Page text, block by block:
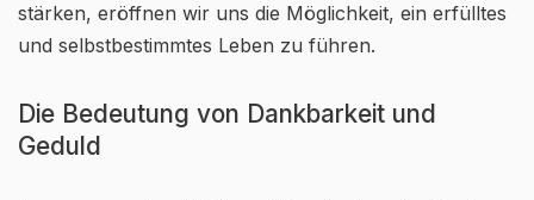
stärken, eröffnen wir uns die Möglichkeit, ein erfülltes
und selbstbestimmtes Leben zu führen.
Die Bedeutung von Dankbarkeit und
Geduld